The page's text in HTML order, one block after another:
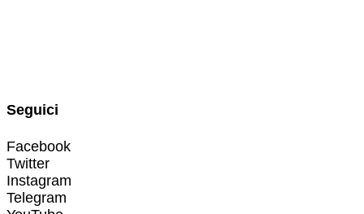
Seguici
Facebook
Twitter
Instagram
Telegram